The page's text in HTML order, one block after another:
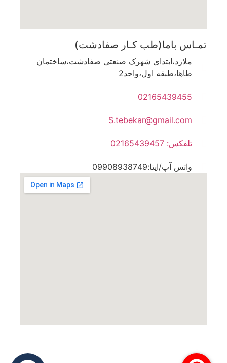
تمـاس باما(طب کـار صفادشت)
ملارد،ابتدای شهرک صنعتی صفادشت،ساختمان
طاها،طبقه اول،واحد2
02165439455
S.tebekar@gmail.com
تلفکس: 02165439457
واتس آپ/ایتا:09908938749
محمدشهر می‌ باشد.